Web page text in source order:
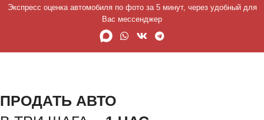
Экспресс оценка автомобиля по фото за 5 минут, через удобный для
Вас мессенджер
ПРОДАТЬ АВТО